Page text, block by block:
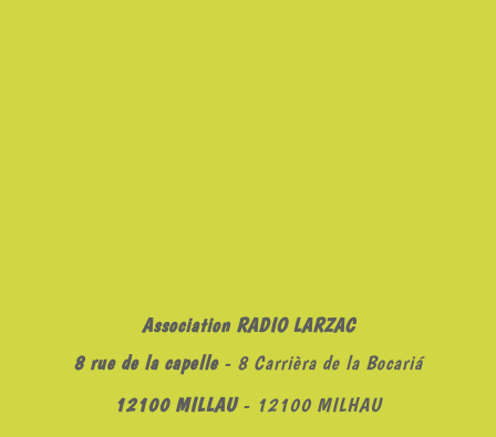
Association RADIO LARZAC
8 rue de la capelle- 8 Carrièra de la Bocariá
12100 MILLAU- 12100 MILHAU